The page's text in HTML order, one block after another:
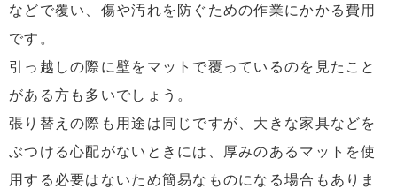
などで覆い、傷や汚れを防ぐための作業にかかる費用
です。
引っ越しの際に壁をマットで覆っているのを見たこと
がある方も多いでしょう。
張り替えの際も用途は同じですが、大きな家具などを
ぶつける心配がないときには、厚みのあるマットを使
用する必要はないため簡易なものになる場合もありま